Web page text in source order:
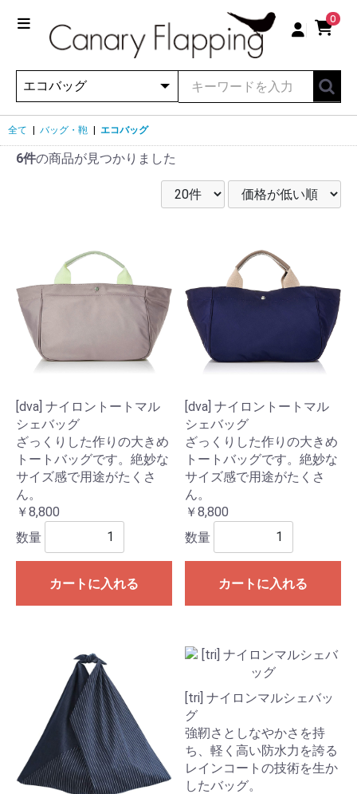
0
全て | バッグ・鞄 | エコバッグ
6件の商品が見つかりました
[dva] ナイロントートマル
シェバッグ
ざっくりした作りの大きめ
トートバッグです。絶妙な
サイズ感で用途がたくさ
ん。
￥8,800
数量
カートに入れる
[dva] ナイロントートマル
シェバッグ
ざっくりした作りの大きめ
トートバッグです。絶妙な
サイズ感で用途がたくさ
ん。
￥8,800
数量
カートに入れる
[tri] ナイロンマルシェバッ
グ
強靭さとしなやかさを持
ち、軽く高い防水力を誇る
レインコートの技術を生か
したバッグ。